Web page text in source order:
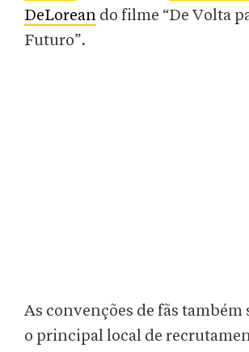
DeLorean do filme “De Volta
Futuro”.
As convenções de fãs também
o principal local de